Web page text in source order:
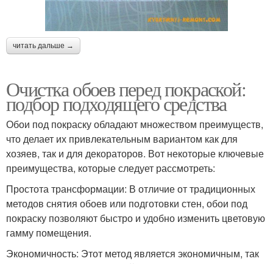
читать дальше →
Очистка обоев перед покраской:
подбор подходящего средства
Обои под покраску обладают множеством преимуществ,
что делает их привлекательным вариантом как для
хозяев, так и для декораторов. Вот некоторые ключевые
преимущества, которые следует рассмотреть:
Простота трансформации: В отличие от традиционных
методов снятия обоев или подготовки стен, обои под
покраску позволяют быстро и удобно изменить цветовую
гамму помещения.
Экономичность: Этот метод является экономичным, так